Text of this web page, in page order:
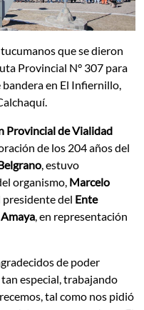
que se dieron
Provincial N° 307 para
en El Infiernillo,
Provincial de Vialidad
de los 204 años del
, estuvo
organismo, Marcelo
presidente del Ente
, en representación
de poder
especial, trabajando
tal como nos pidió